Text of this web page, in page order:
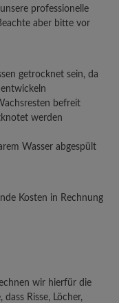
professionelle
aber bitte vor
getrocknet sein, da
befreit
werden
Wasser abgespült
Kosten in Rechnung
wir hierfür die
Risse, Löcher,